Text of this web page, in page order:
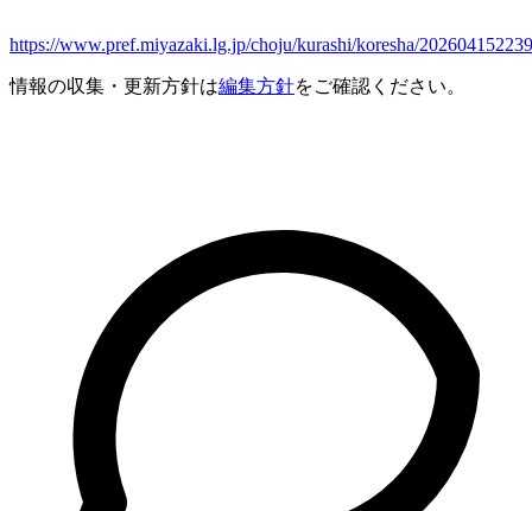
https://www.pref.miyazaki.lg.jp/choju/kurashi/koresha/
情報の収集・更新方針は編集方針をご確認ください。